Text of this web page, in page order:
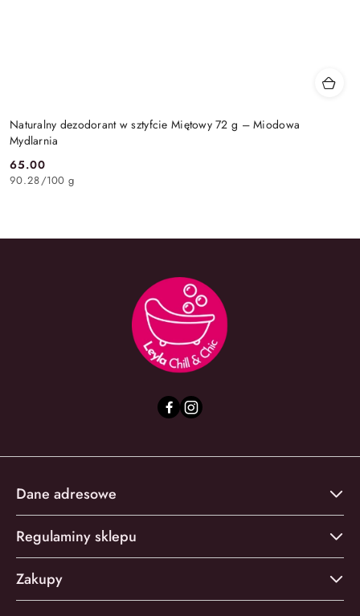
Naturalny dezodorant w sztyfcie Miętowy 72 g – Miodowa
Mydlarnia
Cena:
65.00
90.28/100 g
Dane adresowe
Regulaminy sklepu
Zakupy